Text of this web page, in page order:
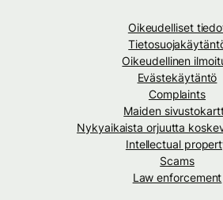
Oikeudelliset
Oikeudellinen
Evästekäytäntö
Complaints
Maiden
Nykyaikaista orjuutta
Intellectual
Scams
Law enforcement